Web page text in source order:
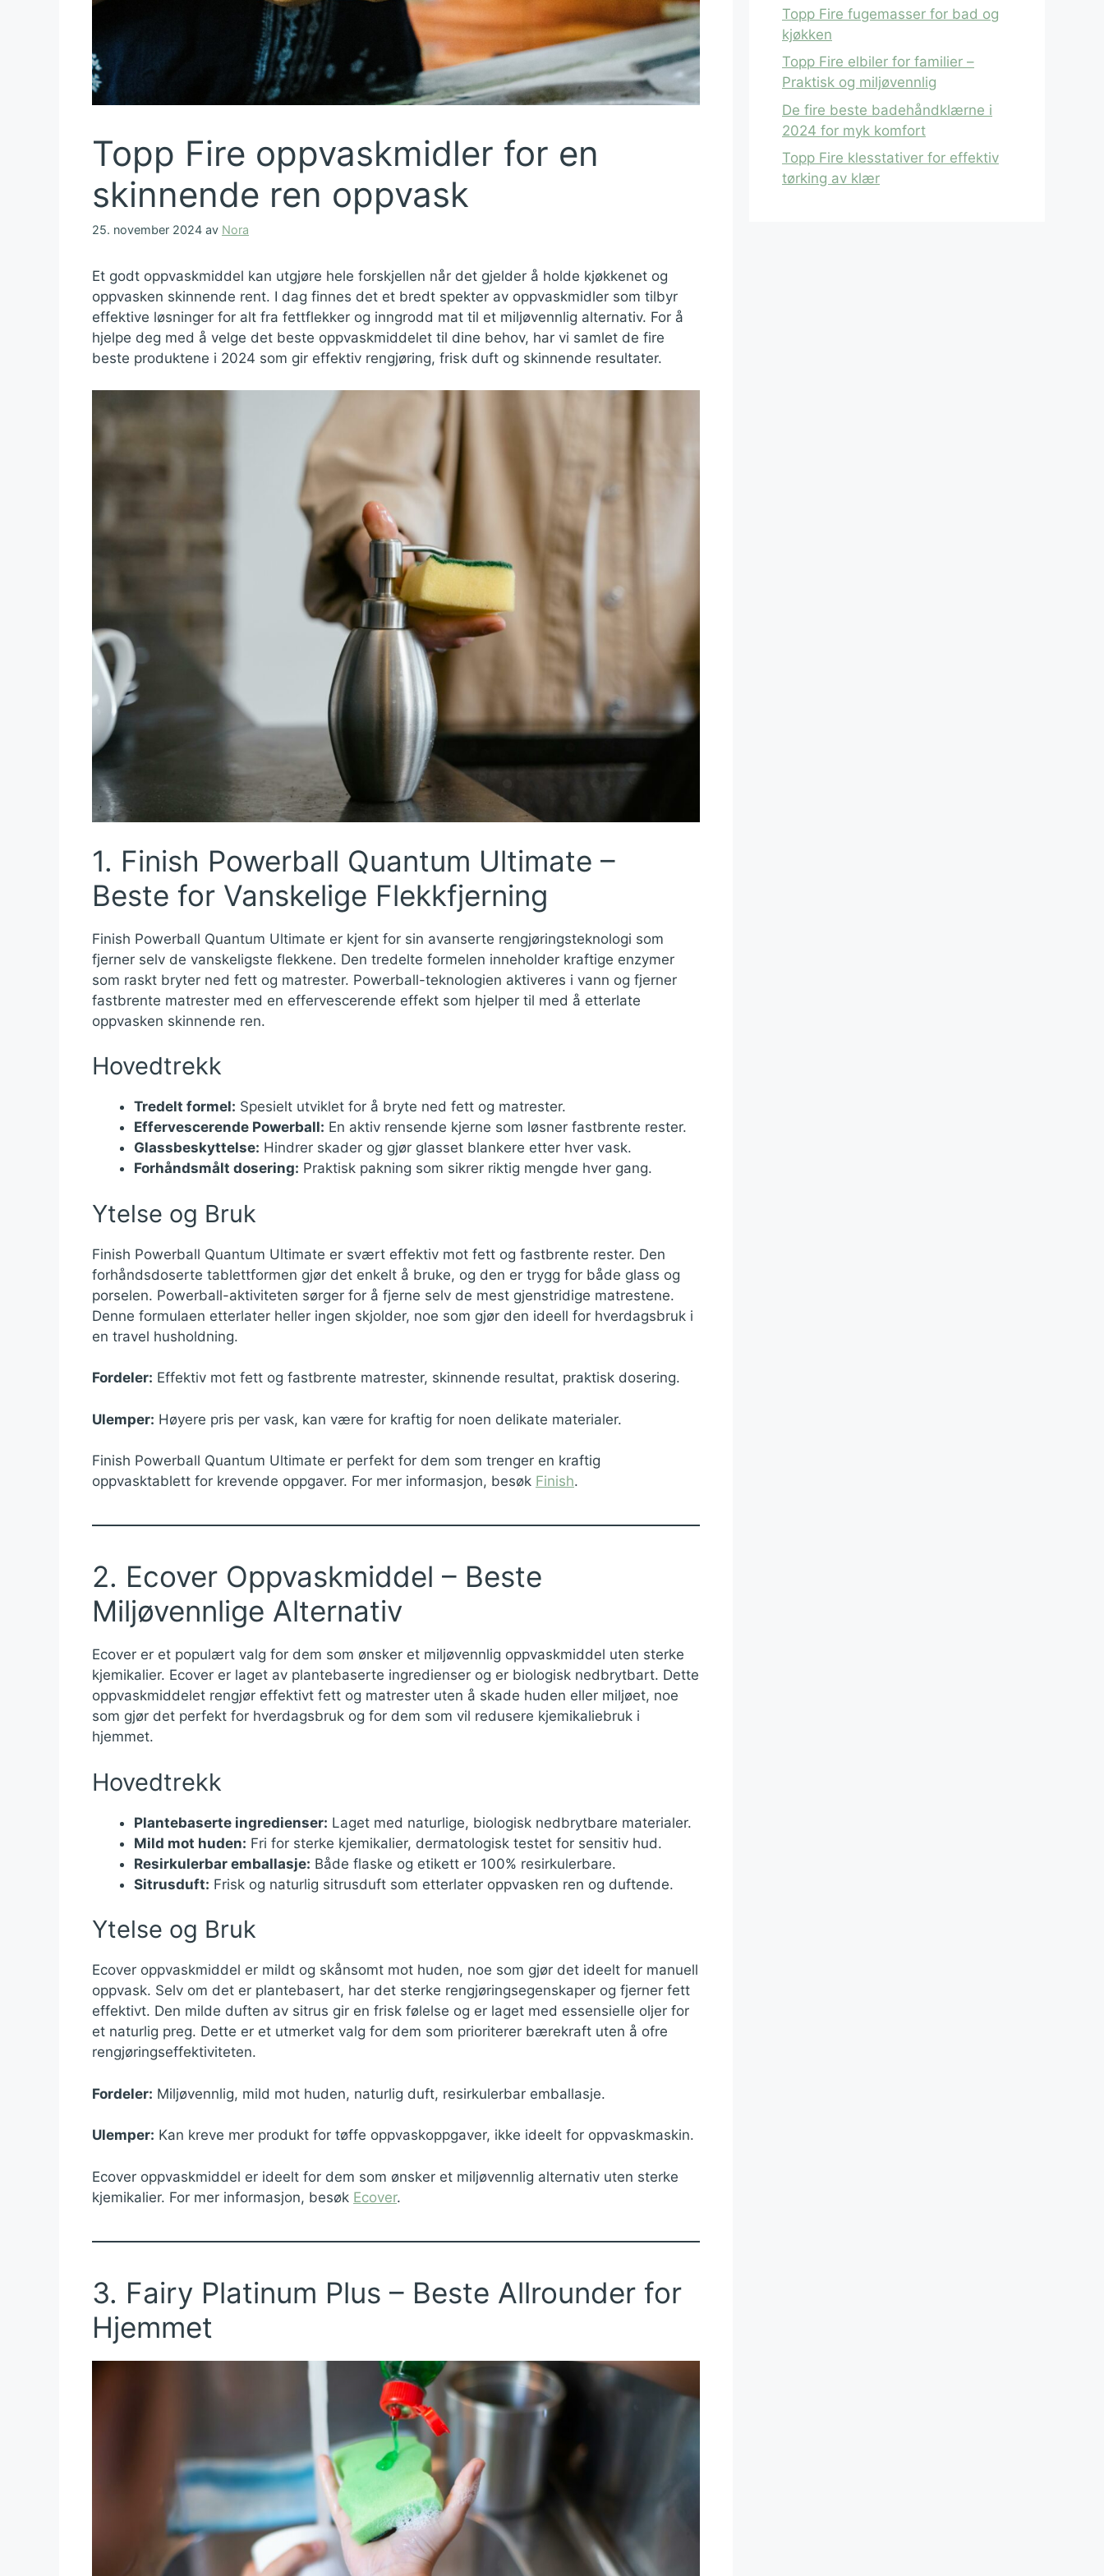
Topp Fire oppvaskmidler for en
skinnende ren oppvask
25. november 2024 av Nora
Et godt oppvaskmiddel kan utgjøre hele forskjellen når det gjelder å holde kjøkkenet og
oppvasken skinnende rent. I dag finnes det et bredt spekter av oppvaskmidler som tilbyr
effektive løsninger for alt fra fettflekker og inngrodd mat til et miljøvennlig alternativ. For å
hjelpe deg med å velge det beste oppvaskmiddelet til dine behov, har vi samlet de fire
beste produktene i 2024 som gir effektiv rengjøring, frisk duft og skinnende resultater.
1. Finish Powerball Quantum Ultimate –
Beste for Vanskelige Flekkfjerning
Finish Powerball Quantum Ultimate er kjent for sin avanserte rengjøringsteknologi som
fjerner selv de vanskeligste flekkene. Den tredelte formelen inneholder kraftige enzymer
som raskt bryter ned fett og matrester. Powerball-teknologien aktiveres i vann og fjerner
fastbrente matrester med en effervescerende effekt som hjelper til med å etterlate
oppvasken skinnende ren.
Hovedtrekk
Tredelt formel: Spesielt utviklet for å bryte ned fett og matrester.
Effervescerende Powerball: En aktiv rensende kjerne som løsner fastbrente rester.
Glassbeskyttelse: Hindrer skader og gjør glasset blankere etter hver vask.
Forhåndsmålt dosering: Praktisk pakning som sikrer riktig mengde hver gang.
Ytelse og Bruk
Finish Powerball Quantum Ultimate er svært effektiv mot fett og fastbrente rester. Den
forhåndsdoserte tablettformen gjør det enkelt å bruke, og den er trygg for både glass og
porselen. Powerball-aktiviteten sørger for å fjerne selv de mest gjenstridige matrestene.
Denne formulaen etterlater heller ingen skjolder, noe som gjør den ideell for hverdagsbruk i
en travel husholdning.
Fordeler: Effektiv mot fett og fastbrente matrester, skinnende resultat, praktisk dosering.
Ulemper: Høyere pris per vask, kan være for kraftig for noen delikate materialer.
Finish Powerball Quantum Ultimate er perfekt for dem som trenger en kraftig
oppvasktablett for krevende oppgaver. For mer informasjon, besøk Finish.
2. Ecover Oppvaskmiddel – Beste
Miljøvennlige Alternativ
Ecover er et populært valg for dem som ønsker et miljøvennlig oppvaskmiddel uten sterke
kjemikalier. Ecover er laget av plantebaserte ingredienser og er biologisk nedbrytbart. Dette
oppvaskmiddelet rengjør effektivt fett og matrester uten å skade huden eller miljøet, noe
som gjør det perfekt for hverdagsbruk og for dem som vil redusere kjemikaliebruk i
hjemmet.
Hovedtrekk
Plantebaserte ingredienser: Laget med naturlige, biologisk nedbrytbare materialer.
Mild mot huden: Fri for sterke kjemikalier, dermatologisk testet for sensitiv hud.
Resirkulerbar emballasje: Både flaske og etikett er 100% resirkulerbare.
Sitrusduft: Frisk og naturlig sitrusduft som etterlater oppvasken ren og duftende.
Ytelse og Bruk
Ecover oppvaskmiddel er mildt og skånsomt mot huden, noe som gjør det ideelt for manuell
oppvask. Selv om det er plantebasert, har det sterke rengjøringsegenskaper og fjerner fett
effektivt. Den milde duften av sitrus gir en frisk følelse og er laget med essensielle oljer for
et naturlig preg. Dette er et utmerket valg for dem som prioriterer bærekraft uten å ofre
rengjøringseffektiviteten.
Fordeler: Miljøvennlig, mild mot huden, naturlig duft, resirkulerbar emballasje.
Ulemper: Kan kreve mer produkt for tøffe oppvaskoppgaver, ikke ideelt for oppvaskmaskin.
Ecover oppvaskmiddel er ideelt for dem som ønsker et miljøvennlig alternativ uten sterke
kjemikalier. For mer informasjon, besøk Ecover.
3. Fairy Platinum Plus – Beste Allrounder for
Hjemmet
Topp Fire fugemasser for bad og
kjøkken
Topp Fire elbiler for familier –
Praktisk og miljøvennlig
De fire beste badehåndklærne i
2024 for myk komfort
Topp Fire klesstativer for effektiv
tørking av klær